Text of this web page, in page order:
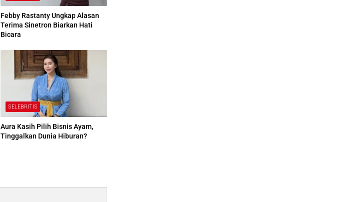
Febby Rastanty Ungkap Alasan
Terima Sinetron Biarkan Hati
Bicara
SELEBRITIS
Aura Kasih Pilih Bisnis Ayam,
Tinggalkan Dunia Hiburan?